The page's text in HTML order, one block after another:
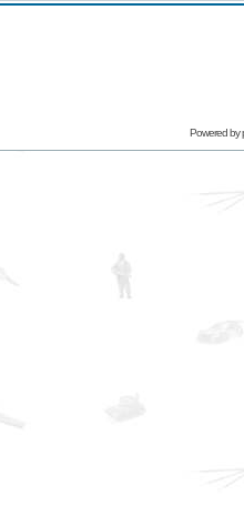
Powered by